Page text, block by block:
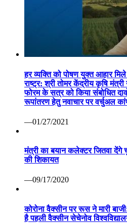
हर व्यक्ति को पोषण युक्त आहार
राष्ट्र: श्री तोमर केंद्रीय कृषि मंत्री
फोरम के सत्र को किया संबोधित
रूपांतरण हेतु नवाचार पर वर्चुअल
—01/27/2021
मंत्री का बयान कलेक्टर जितवा देंगे
की शिकायत
—09/17/2020
कोरोना वैक्सीन पर रूस ने मारी
है पहली वैक्सीन सेचेनोव